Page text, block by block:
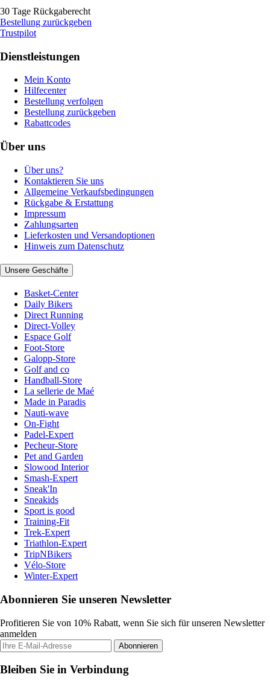
30 Tage Rückgaberecht
Bestellung zurückgeben
Trustpilot
Dienstleistungen
Mein Konto
Hilfecenter
Bestellung verfolgen
Bestellung zurückgeben
Rabattcodes
Über uns
Über uns?
Kontaktieren Sie uns
Allgemeine Verkaufsbedingungen
Rückgabe & Erstattung
Impressum
Zahlungsarten
Lieferkosten und Versandoptionen
Hinweis zum Datenschutz
Unsere Geschäfte
Basket-Center
Daily Bikers
Direct Running
Direct-Volley
Espace Golf
Foot-Store
Galopp-Store
Golf and co
Handball-Store
La sellerie de Maé
Made in Paradis
Nauti-wave
On-Fight
Padel-Expert
Pecheur-Store
Pet and Garden
Slowood Interior
Smash-Expert
Sneak'In
Sneakids
Sport is good
Training-Fit
Trek-Expert
Triathlon-Expert
TripNBikers
Vélo-Store
Winter-Expert
Abonnieren Sie unseren Newsletter
Profitieren Sie von 10% Rabatt, wenn Sie sich für unseren Newsletter
anmelden
Abonnieren
Bleiben Sie in Verbindung